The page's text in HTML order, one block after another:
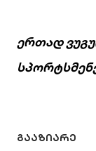
ერთად
ᲒᲐᲐᲖᲘᲐᲠᲔ